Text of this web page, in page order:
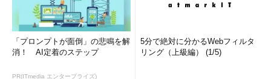
「プロンプトが面倒」の悲鳴を解
消！ AI定着のステップ
PR(ITmedia エンタープライズ)
5分で絶対に分かるWebフィルタ
リング（上級編） (1/5)